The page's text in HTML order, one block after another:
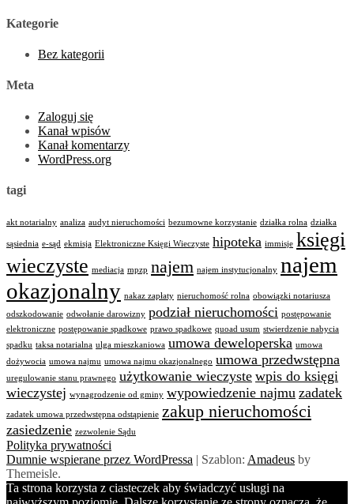
Kategorie
Bez kategorii
Meta
Zaloguj się
Kanał wpisów
Kanał komentarzy
WordPress.org
tagi
akt notarialny analiza audyt nieruchomości bezumowne korzystanie działka rolna działka
sąsiednia e-sąd ekmisja Elektroniczne Księgi Wieczyste hipoteka immisje księgi
wieczyste mediacja mpzp najem najem instytucjonalny najem
okazjonalny nakaz zapłaty nieruchomość rolna obowiązki notariusza
odszkodowanie odwołanie darowizny podział nieruchomości postępowanie
elektroniczne postępowanie spadkowe prawo spadkowe quoad usum stwierdzenie nabycia
spadku taksa notarialna ulga mieszkaniowa umowa deweloperska umowa
dożywocia umowa najmu umowa najmu okazjonalnego umowa przedwstępna
uregulowanie stanu prawnego użytkowanie wieczyste wpis do księgi
wieczystej wynagrodzenie od gminy wypowiedzenie najmu zadatek
zadatek umowa przedwstępna odstąpienie zakup nieruchomości
zasiedzenie zezwolenie Sądu
Polityka prywatności
Dumnie wspierane przez WordPressa | Szablon: Amadeus by
Themeisle.
Ta strona korzysta z ciasteczek aby świadczyć usługi na